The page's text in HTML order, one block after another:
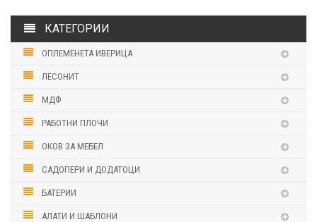
КАТЕГОРИИ
ОПЛЕМЕНЕТА ИВЕРИЦА
ЛЕСОНИТ
МДФ
РАБОТНИ ПЛОЧИ
ОКОВ ЗА МЕБЕЛ
САДОПЕРИ И ДОДАТОЦИ
БАТЕРИИ
АЛАТИ И ШАБЛОНИ